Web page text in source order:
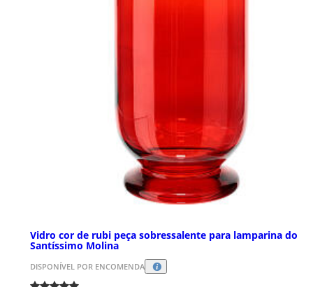
Vidro cor de rubi peça sobressalente para lamparina do
Santíssimo Molina
DISPONÍVEL POR ENCOMENDA